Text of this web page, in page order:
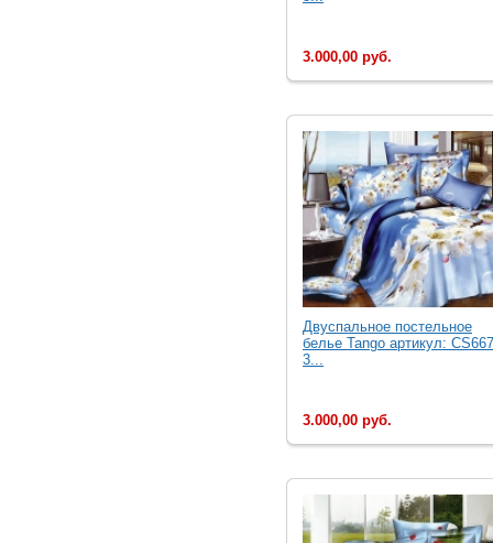
3.000,00 руб.
Двуcпальное постельное
белье Tango артикул:
3...
3.000,00 руб.